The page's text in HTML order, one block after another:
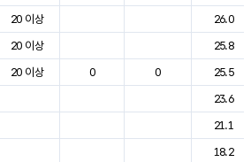
20 이상
26.0
20 이상
25.8
20 이상 0 0
25.5
23.6
21.1
18.2